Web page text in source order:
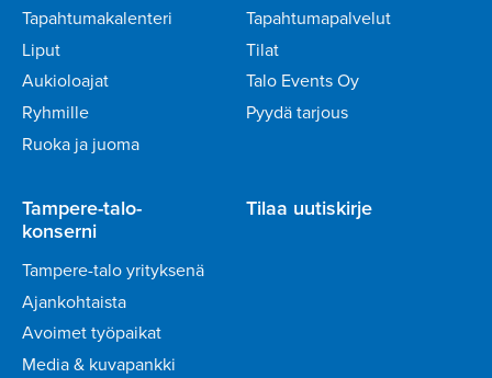
Tapahtumakalenteri
Liput
Aukioloajat
Ryhmille
Ruoka ja juoma
Tapahtumapalvelut
Tilat
Talo Events Oy
Pyydä tarjous
Tampere-talo-
konserni
Tampere-talo yrityksenä
Ajankohtaista
Avoimet työpaikat
Media & kuvapankki
Tilaa uutiskirje